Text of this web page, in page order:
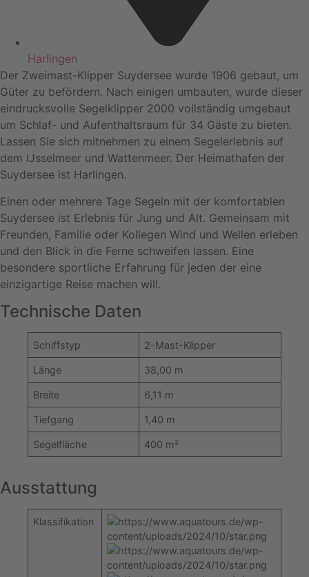
Harlingen
Der Zweimast-Klipper Suydersee wurde 1906 gebaut, um
Güter zu befördern. Nach einigen umbauten, wurde dieser
eindrucksvolle Segelklipper 2000 vollständig umgebaut
um Schlaf- und Aufenthaltsraum für 34 Gäste zu bieten.
Lassen Sie sich mitnehmen zu einem Segelerlebnis auf
dem IJsselmeer und Wattenmeer. Der Heimathafen der
Suydersee ist Harlingen.
Einen oder mehrere Tage Segeln mit der komfortablen
Suydersee ist Erlebnis für Jung und Alt. Gemeinsam mit
Freunden, Familie oder Kollegen Wind und Wellen erleben
und den Blick in die Ferne schweifen lassen. Eine
besondere sportliche Erfahrung für jeden der eine
einzigartige Reise machen will.
Technische Daten
Schiffstyp 2-Mast-Klipper
Länge 38,00 m
Breite 6,11 m
Tiefgang 1,40 m
Segelfläche 400 m²
Ausstattung
Klassifikation